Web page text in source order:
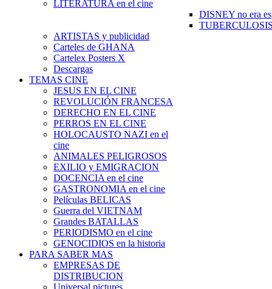
LITERATURA en el cine
DISNEY no era
ARTISTAS y publicidad
Carteles de GHANA
Cartelex Posters X
Descargas
TEMAS CINE
JESUS EN EL CINE
REVOLUCIÓN FRANCESA
DERECHO EN EL CINE
PERROS EN EL CINE
HOLOCAUSTO NAZI en el
cine
ANIMALES PELIGROSOS
EXILIO y EMIGRACION
DOCENCIA en el cine
GASTRONOMIA en el cine
Películas BELICAS
Guerra del VIETNAM
Grandes BATALLAS
PERIODISMO en el cine
GENOCIDIOS en la historia
PARA SABER MAS
EMPRESAS DE
DISTRIBUCION
Universal pictures